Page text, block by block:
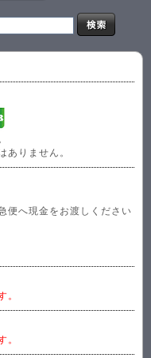
ありません。
便へ現金をお渡しください
。
。